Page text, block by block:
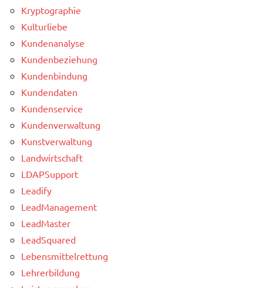
Kryptographie
Kulturliebe
Kundenanalyse
Kundenbeziehung
Kundenbindung
Kundendaten
Kundenservice
Kundenverwaltung
Kunstverwaltung
Landwirtschaft
LDAPSupport
Leadify
LeadManagement
LeadMaster
LeadSquared
Lebensmittelrettung
Lehrerbildung